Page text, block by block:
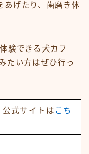
あげたり、歯磨き体
験できる犬カフ
たい方はぜひ行っ
式サイトは こち